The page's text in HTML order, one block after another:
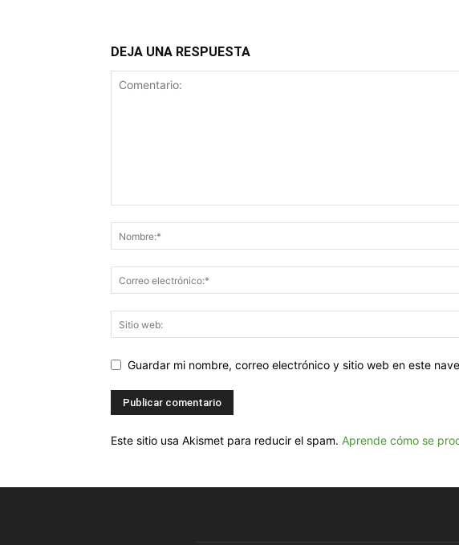
DEJA UNA RESPUESTA
Guardar mi nombre, correo electrónico y sitio web en este
Este sitio usa Akismet para reducir el spam. Aprende cómo se